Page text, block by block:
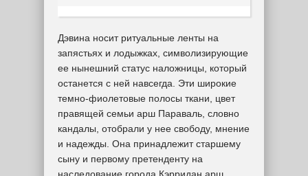
Дэвина носит ритуальные ленты на
запястьях и лодыжках, символизирующие
ее нынешний статус наложницы, который
останется с ней навсегда. Эти широкие
темно-фиолетовые полосы ткани, цвет
правящей семьи арш Параваль, словно
кандалы, отобрали у нее свободу, мнение
и надежды. Она принадлежит старшему
сыну и первому претенденту на